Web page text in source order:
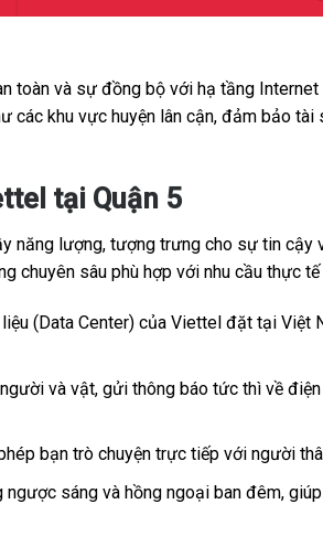
và sự đồng bộ với hạ tầng
khu vực huyện lân cận, đảm bảo
tại Quận 5
năng lượng, tượng trưng cho sự tin cậy
chuyên sâu phù hợp với nhu cầu thực
(Data Center) của Viettel đặt tại Việt
và vật, gửi thông báo tức thì về
bạn trò chuyện trực tiếp với người
sáng và hồng ngoại ban đêm,